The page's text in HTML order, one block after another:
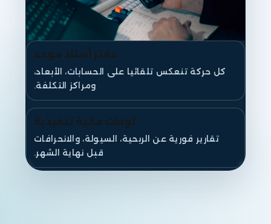
دفتر أستاذ موحد
كل حركة تنعكس تلقائيا على الحسابات، الأبعاد،
ومراكز التكلفة.
لوحات مالية تنفيذية
تقارير فورية عن الربحية، السيولة، والانحرافات
قبل نهاية الشهر.